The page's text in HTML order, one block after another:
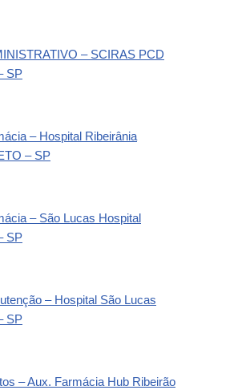
– SCIRAS PCD
SP
– Hospital Ribeirânia
– SP
– São Lucas Hospital
SP
– Hospital São Lucas
SP
– Aux. Farmácia Hub Ribeirão